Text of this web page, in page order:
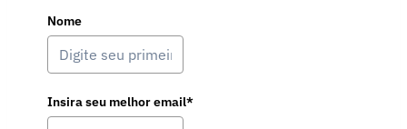
Nome
Insira seu melhor email*